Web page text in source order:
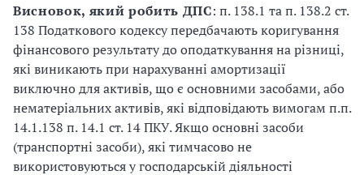
Висновок, який робить ДПС: п. 138.1 та п. 138.2 ст.
138 Податкового кодексу передбачають коригування
фінансового результату до оподаткування на різниці,
які виникають при нарахуванні амортизації
виключно для активів, що є основними засобами, або
нематеріальних активів, які відповідають вимогам п.п.
14.1.138 п. 14.1 ст. 14 ПКУ. Якщо основні засоби
(транспортні засоби), які тимчасово не
використовуються у господарській діяльності